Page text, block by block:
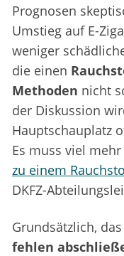
Prognosen
Umstieg auf E-
weniger
die einen
Methoden nicht
der Diskussion
Hauptschauplatz
Es muss viel
zu einem
DKFZ-
Grundsätzlich,
fehlen